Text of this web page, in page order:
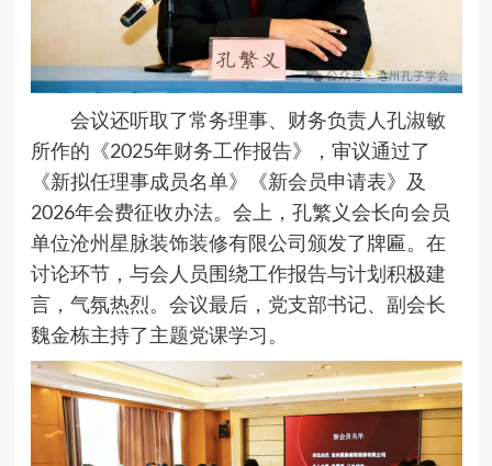
会议还听取了常务理事、财务负责人孔淑敏
所作的《2025年财务工作报告》，审议通过了
《新拟任理事成员名单》《新会员申请表》及
2026年会费征收办法。会上，孔繁义会长向会员
单位沧州星脉装饰装修有限公司颁发了牌匾。在
讨论环节，与会人员围绕工作报告与计划积极建
言，气氛热烈。会议最后，党支部书记、副会长
魏金栋主持了主题党课学习。